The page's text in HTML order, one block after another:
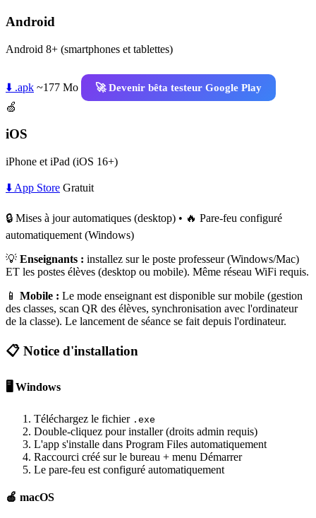
Android
Android 8+ (smartphones et tablettes)
⬇️ .apk ~177 Mo
🚀 Devenir bêta testeur Google Play
🍏
iOS
iPhone et iPad (iOS 16+)
⬇️ App Store Gratuit
🔒 Mises à jour automatiques (desktop) • 🔥 Pare-feu configuré
automatiquement (Windows)
💡 Enseignants : installez sur le poste professeur (Windows/Mac)
ET les postes élèves (desktop ou mobile). Même réseau WiFi requis.
📱 Mobile : Le mode enseignant est disponible sur mobile (gestion
des classes, scan QR des élèves, synchronisation avec l'ordinateur
de la classe). Le lancement de séance se fait depuis l'ordinateur.
📋 Notice d'installation
🖥️ Windows
Téléchargez le fichier .exe
Double-cliquez pour installer (droits admin requis)
L'app s'installe dans Program Files automatiquement
Raccourci créé sur le bureau + menu Démarrer
Le pare-feu est configuré automatiquement
🍎 macOS